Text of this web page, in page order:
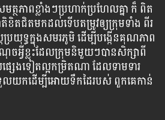
មត្ថភាព​ខ្លាំងៗ​ប្រហាក់ប្រហែល​គ្នា​ ក៏​ ពិត​
ាតិ​ខិត​ជិត​មក​ដល់​ទើប​តម្រូវ​ឲ្យ​ក្រុម​ទាំង​ ពីរ​
រ​ប្រយុទ្ធ​ក្នុង​សមរភូមិ​ ដើម្បី​បង្កើន​គុណភាព​
ណុច​អ្វី​ខ្លះ​ដែល​ក្រុម​និមួយ​ៗ​បាន​សិក្សា​ពី​
សេង​ទៀត​ល្អ​កម្រិត​ណា​ ដែល​ទាមទារ​
ល​យក​ដើម្បី​អោយ​ទឹក​ដៃ​របស់​ ពួកគេ​កាន់​